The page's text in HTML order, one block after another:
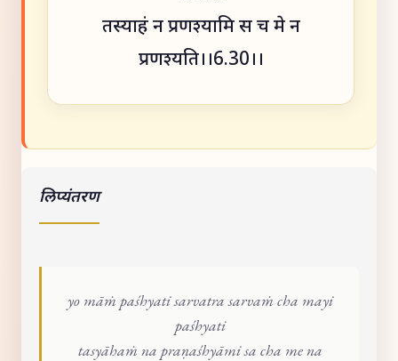
तस्याहं न प्रणश्यामि स च मे न
प्रणश्यति।।6.30।।
लिप्यंतरण
yo māṁ paśhyati sarvatra sarvaṁ cha mayi
paśhyati
tasyāhaṁ na praṇaśhyāmi sa cha me na